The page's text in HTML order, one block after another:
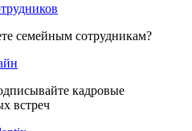
семейным сотрудникам?
кадровые
встреч